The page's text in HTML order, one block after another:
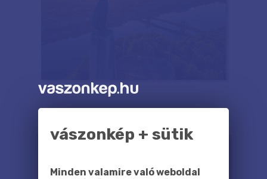
vászonkép + sütik
Minden valamire való weboldal